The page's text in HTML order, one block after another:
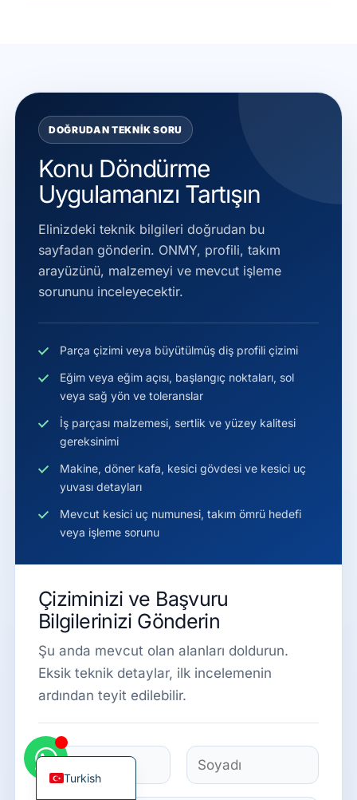
DOĞRUDAN TEKNIK SORU
Konu Döndürme
Uygulamanızı Tartışın
Elinizdeki teknik bilgileri doğrudan bu
sayfadan gönderin. ONMY, profili, takım
arayüzünü, malzemeyi ve mevcut işleme
sorununu inceleyecektir.
Parça çizimi veya büyütülmüş diş profili çizimi
Eğim veya eğim açısı, başlangıç noktaları, sol
veya sağ yön ve toleranslar
İş parçası malzemesi, sertlik ve yüzey kalitesi
gereksinimi
Makine, döner kafa, kesici gövdesi ve kesici uç
yuvası detayları
Mevcut kesici uç numunesi, takım ömrü hedefi
veya işleme sorunu
Çiziminizi ve Başvuru
Bilgilerinizi Gönderin
Şu anda mevcut olan alanları doldurun.
Eksik teknik detaylar, ilk incelemenin
ardından teyit edilebilir.
İ
Turkish
English
Spanish
Italian
Russian
Chinese
Japanese
German
French
Korean